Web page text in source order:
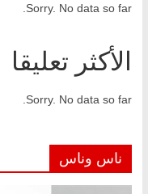
Sorry. No data so far.
الأكثر تعليقا
Sorry. No data so far.
ناس وناس